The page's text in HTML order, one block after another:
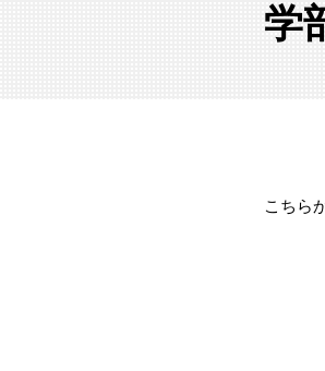
学
こちら